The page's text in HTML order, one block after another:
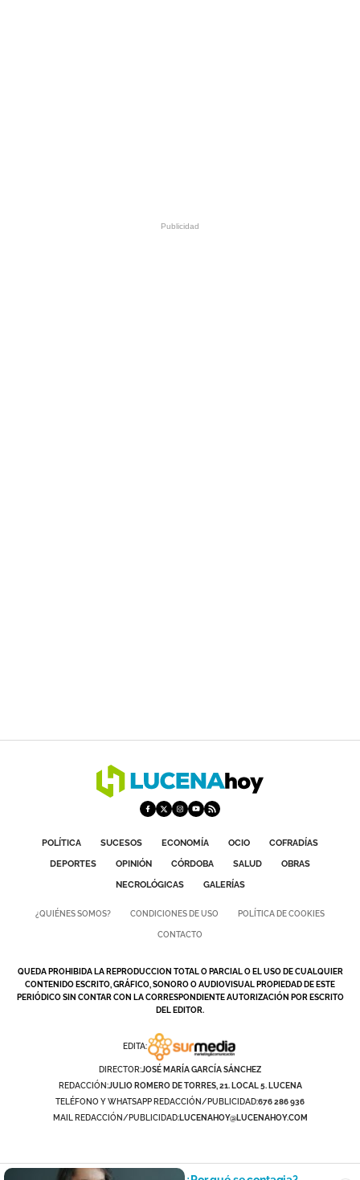
POLÍTICA SUCESOS ECONOMÍA OCIO
COFRADÍAS
DEPORTES
OPINIÓN CÓRDOBA SALUD
OBRAS
NECROLÓGICAS
GALERÍAS
¿QUIÉNES SOMOS? CONDICIONES DE USO POLÍTICA DE COOKIES
CONTACTO
QUEDA PROHIBIDA LA REPRODUCCION TOTAL O PARCIAL O EL USO DE CUALQUIER
CONTENIDO ESCRITO, GRÁFICO, SONORO O AUDIOVISUAL PROPIEDAD DE ESTE
PERIÓDICO SIN CONTAR CON LA CORRESPONDIENTE AUTORIZACIÓN POR ESCRITO
DEL EDITOR.
EDITA:
DIRECTOR:JOSÉ MARÍA GARCÍA SÁNCHEZ
REDACCIÓN:JULIO ROMERO DE TORRES, 21. LOCAL 5. LUCENA
TELÉFONO Y WHATSAPP REDACCIÓN/PUBLICIDAD:676 286 936
MAIL REDACCIÓN/PUBLICIDAD:LUCENAHOY@LUCENAHOY.COM